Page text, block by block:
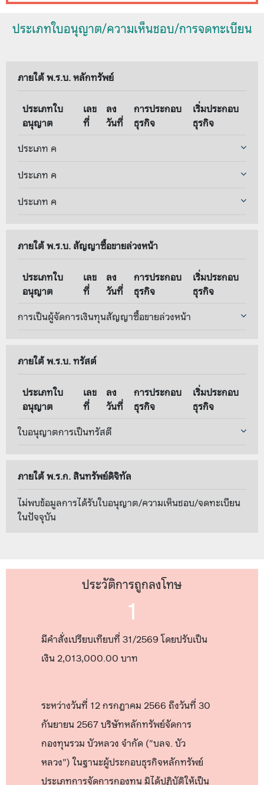
ประเภทใบอนุญาต/ความเห็นชอบ/การจดทะเบียน
ภายใต้ พ.ร.บ. หลักทรัพย์
ประเภทใบ
อนุญาต
เลข
ที่
ลง
วันที่
การประกอบ
ธุรกิจ
เริ่มประกอบ
ธุรกิจ
ประเภท ค
ประเภท ค
ประเภท ค
ภายใต้ พ.ร.บ. สัญญาซื้อขายล่วงหน้า
ประเภทใบ
อนุญาต
เลข
ที่
ลง
วันที่
การประกอบ
ธุรกิจ
เริ่มประกอบ
ธุรกิจ
การเป็นผู้จัดการเงินทุนสัญญาซื้อขายล่วงหน้า
ภายใต้ พ.ร.บ. ทรัสต์
ประเภทใบ
อนุญาต
เลข
ที่
ลง
วันที่
การประกอบ
ธุรกิจ
เริ่มประกอบ
ธุรกิจ
ใบอนุญาตการเป็นทรัสตี
ภายใต้ พ.ร.ก. สินทรัพย์ดิจิทัล
ไม่พบข้อมูลการได้รับใบอนุญาต/ความเห็นชอบ/จดทะเบียน
ในปัจจุบัน
ประวัติการถูกลงโทษ
1
มีคำสั่งเปรียบเทียบที่ 31/2569 โดยปรับเป็น
เงิน 2,013,000.00 บาท
ระหว่างวันที่ 12 กรกฎาคม 2566 ถึงวันที่ 30
กันยายน 2567 บริษัทหลักทรัพย์จัดการ
กองทุนรวม บัวหลวง จำกัด ("บลจ. บัว
หลวง") ในฐานะผู้ประกอบธุรกิจหลักทรัพย์
ประเภทการจัดการกองทุน มิได้ปฏิบัติให้เป็น